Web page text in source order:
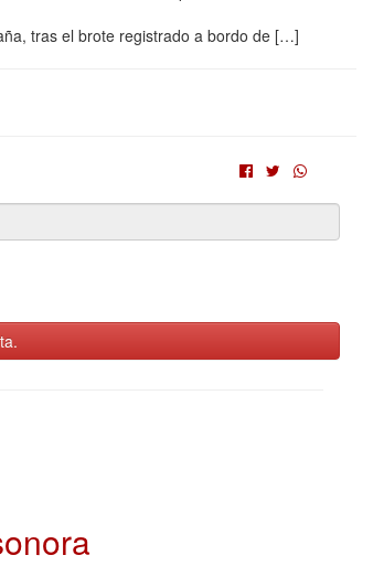
tras el brote registrado a bordo de […]